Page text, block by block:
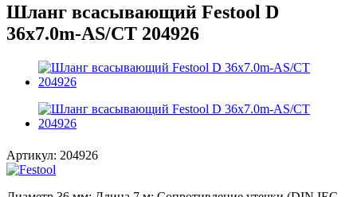
Шланг всасывающий Festool D
36x7.0m-AS/CT 204926
Артикул: 204926